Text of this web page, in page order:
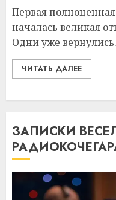
Первая
началась великая
Одни уже
ЧИТАТЬ ДАЛЕЕ
ЗАПИСКИ